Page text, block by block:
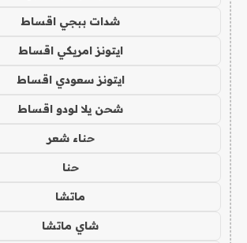
شدات ببجي اقساط
ايتونز امريكي اقساط
ايتونز سعودي اقساط
شحن يلا لودو اقساط
حناء شعر
حنا
ماتشا
شاي ماتشا